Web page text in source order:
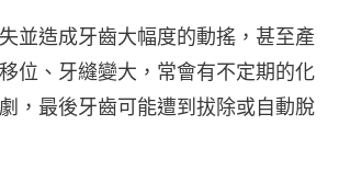
並造成牙齒大幅度的動搖，甚至產
位、牙縫變大，常會有不定期的化
，最後牙齒可能遭到拔除或自動脫